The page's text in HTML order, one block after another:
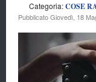
Categoria:COSE
Pubblicato Giovedì, 18